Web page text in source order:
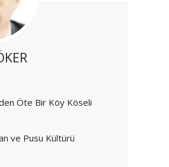
Öte Bir Köy Köseli
ve Pusu Kültürü